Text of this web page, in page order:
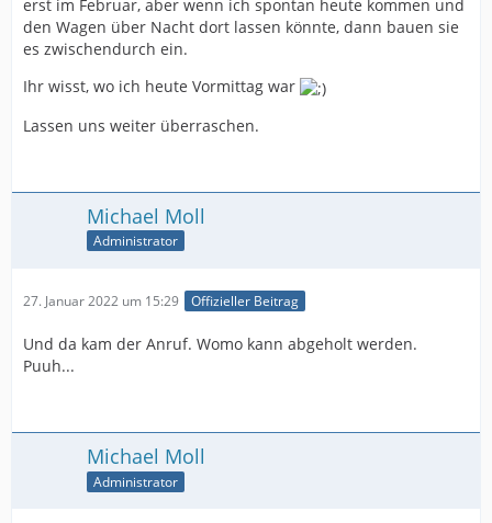
erst im Februar, aber wenn ich spontan heute kommen und
den Wagen über Nacht dort lassen könnte, dann bauen sie
es zwischendurch ein.
Ihr wisst, wo ich heute Vormittag war
Lassen uns weiter überraschen.
Michael Moll
Administrator
27. Januar 2022 um 15:29 Offizieller Beitrag
Und da kam der Anruf. Womo kann abgeholt werden.
Puuh...
Michael Moll
Administrator